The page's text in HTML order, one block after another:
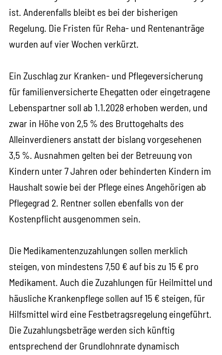
ist. Anderenfalls bleibt es bei der bisherigen
Regelung. Die Fristen für Reha- und Rentenanträge
wurden auf vier Wochen verkürzt.
Ein Zuschlag zur Kranken- und Pflegeversicherung
für familienversicherte Ehegatten oder eingetragene
Lebenspartner soll ab 1.1.2028 erhoben werden, und
zwar in Höhe von 2,5 % des Bruttogehalts des
Alleinverdieners anstatt der bislang vorgesehenen
3,5 %. Ausnahmen gelten bei der Betreuung von
Kindern unter 7 Jahren oder behinderten Kindern im
Haushalt sowie bei der Pflege eines Angehörigen ab
Pflegegrad 2. Rentner sollen ebenfalls von der
Kostenpflicht ausgenommen sein.
Die Medikamentenzuzahlungen sollen merklich
steigen, von mindestens 7,50 € auf bis zu 15 € pro
Medikament. Auch die Zuzahlungen für Heilmittel und
häusliche Krankenpflege sollen auf 15 € steigen, für
Hilfsmittel wird eine Festbetragsregelung eingeführt.
Die Zuzahlungsbeträge werden sich künftig
entsprechend der Grundlohnrate dynamisch